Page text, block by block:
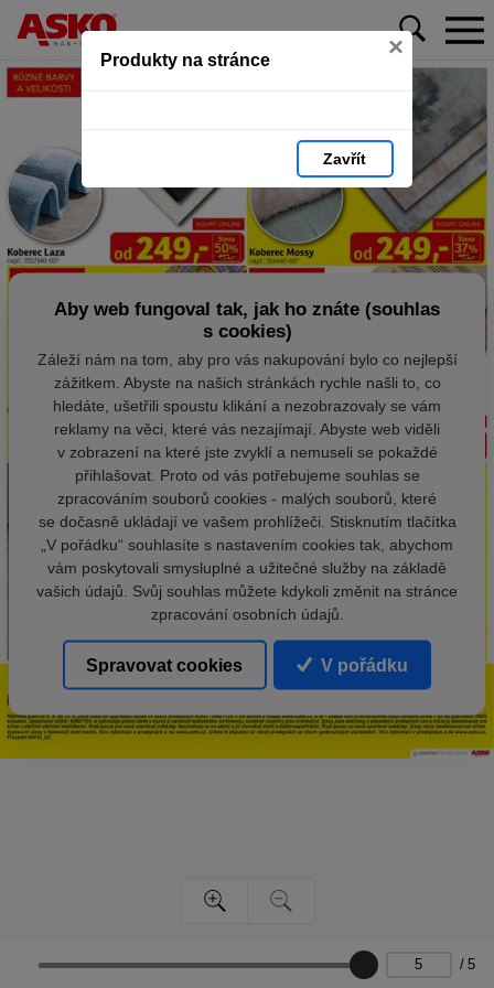
Produkty na stránce ×
Zavřít
/ 5
Aby web fungoval tak, jak ho znáte (souhlas
s cookies)
Záleží nám na tom, aby pro vás nakupování bylo co nejlepší
zážitkem. Abyste na našich stránkách rychle našli to, co
hledáte, ušetřili spoustu klikání a nezobrazovaly se vám
reklamy na věci, které vás nezajímají. Abyste web viděli
v zobrazení na které jste zvyklí a nemuseli se pokaždé
přihlašovat. Proto od vás potřebujeme souhlas se
zpracováním souborů cookies - malých souborů, které
se dočasně ukládají ve vašem prohlížeči. Stisknutím tlačítka
„V pořádku“ souhlasíte s nastavením cookies tak, abychom
vám poskytovali smysluplné a užitečné služby na základě
vašich údajů. Svůj souhlas můžete kdykoli změnit na stránce
zpracování osobních údajů.
Spravovat cookies V pořádku